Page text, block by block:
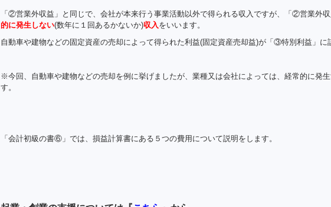
「②営業外収益」と同じで、会社が本来行う事業活動以外で得られる収入ですが、「②営業外収
的に発生しない(数年に１回あるかないか)収入をいいます。
自動車や建物などの固定資産の売却によって得られた利益(固定資産売却益)が「③特別利益」に
※今回、自動車や建物などの売却を例に挙げましたが、業種又は会社によっては、経常的に発
す。
「会計初級の書⑥」では、損益計算書にある５つの費用について説明をします。